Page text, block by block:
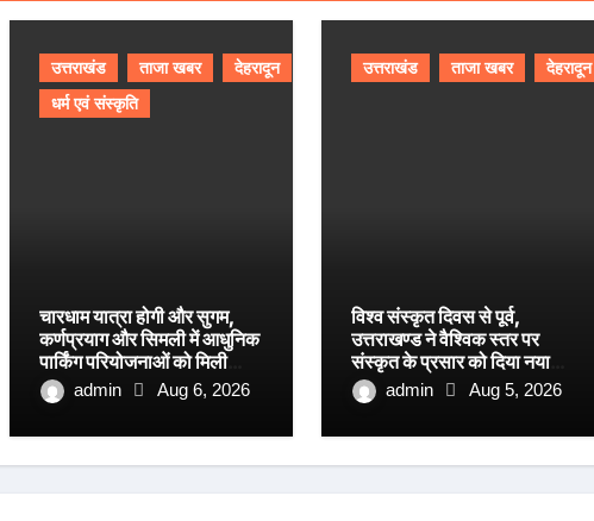
उत्तराखंड ताजा खबर
देहरादून
धर्म एवं संस्कृति
चारधाम यात्रा होगी और सुगम,
कर्णप्रयाग और सिमली में आधुनिक
पार्किंग परियोजनाओं को मिली
रफ्तारadmin Aug 6, 2026
उत्तराखंड ताजा खबर देहरादून
विश्व संस्कृत दिवस से पूर्व,
उत्तराखण्ड ने वैश्विक स्तर पर
संस्कृत के प्रसार को दिया नया
आयाम।admin Aug 5, 2026